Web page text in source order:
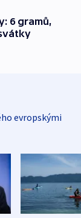
6 gramů,
evropskými